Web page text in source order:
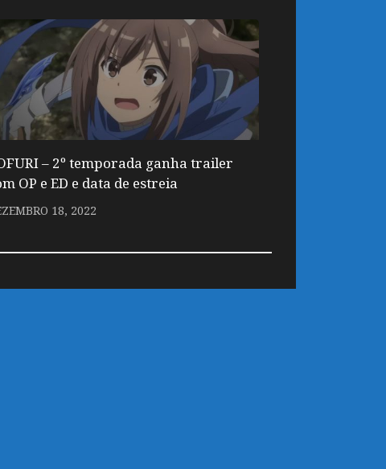
– 2º temporada ganha trailer
OP e ED e data de estreia
18, 2022